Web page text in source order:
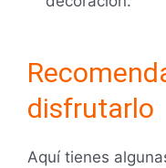
disfrutarlo
Aquí tienes